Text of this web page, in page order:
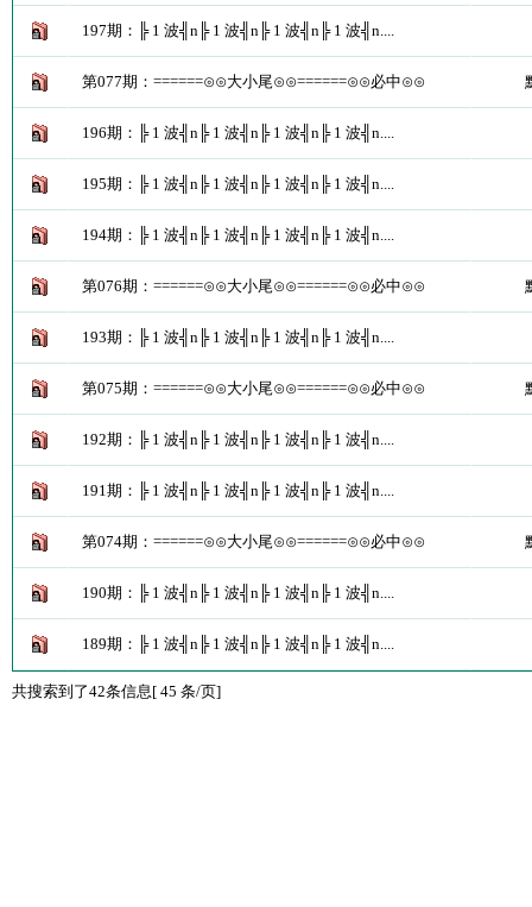
197期：╠ 1 波╣n╠ 1 波╣n╠ 1 波╣n╠ 1 波╣n....
第077期：======⊙⊙大小尾⊙⊙======⊙⊙必中⊙⊙
196期：╠ 1 波╣n╠ 1 波╣n╠ 1 波╣n╠ 1 波╣n....
195期：╠ 1 波╣n╠ 1 波╣n╠ 1 波╣n╠ 1 波╣n....
194期：╠ 1 波╣n╠ 1 波╣n╠ 1 波╣n╠ 1 波╣n....
第076期：======⊙⊙大小尾⊙⊙======⊙⊙必中⊙⊙
193期：╠ 1 波╣n╠ 1 波╣n╠ 1 波╣n╠ 1 波╣n....
第075期：======⊙⊙大小尾⊙⊙======⊙⊙必中⊙⊙
192期：╠ 1 波╣n╠ 1 波╣n╠ 1 波╣n╠ 1 波╣n....
191期：╠ 1 波╣n╠ 1 波╣n╠ 1 波╣n╠ 1 波╣n....
第074期：======⊙⊙大小尾⊙⊙======⊙⊙必中⊙⊙
190期：╠ 1 波╣n╠ 1 波╣n╠ 1 波╣n╠ 1 波╣n....
189期：╠ 1 波╣n╠ 1 波╣n╠ 1 波╣n╠ 1 波╣n....
共搜索到了42条信息[ 45 条/页]